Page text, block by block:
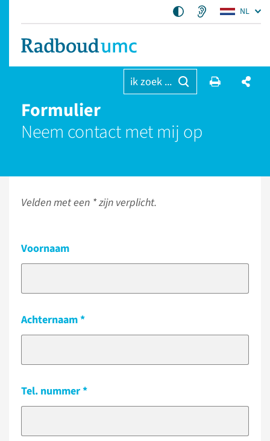
NL
ik zoek ...
Formulier
Neem contact met mij op
Velden met een * zijn verplicht.
Voornaam
Achternaam
Tel. nummer